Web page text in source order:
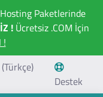
Hosting Paketlerinde
! Ücretsiz .COM İçin
!
Destek